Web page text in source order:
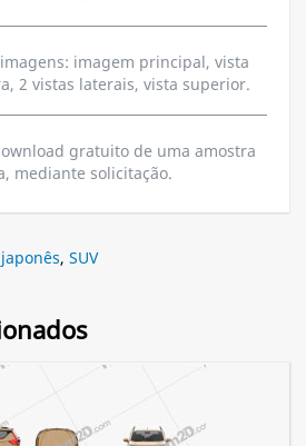
imagem principal, vista
2 vistas laterais, vista superior.
gratuito de uma amostra
mediante solicitação.
, SUV